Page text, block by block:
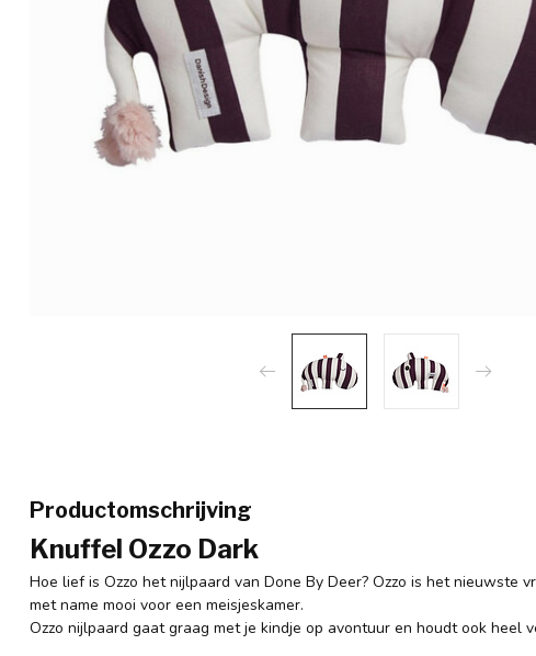
Productomschrijving
Knuffel Ozzo Dark
Hoe lief is Ozzo het nijlpaard van Done By Deer? Ozzo is het nieuwste
met name mooi voor een meisjeskamer.
Ozzo nijlpaard gaat graag met je kindje op avontuur en houdt ook heel